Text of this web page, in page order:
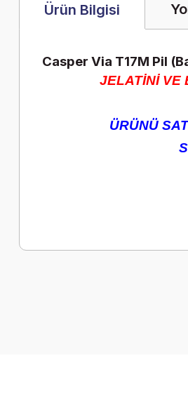
Ürün Bilgisi
Casper Via T17M Pil
JELATİNİ VE
ÜRÜNÜ